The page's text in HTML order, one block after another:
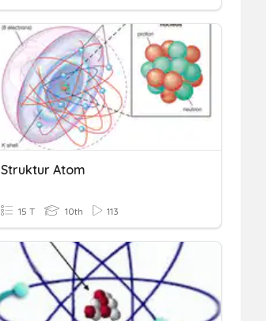
Struktur Atom
15 T 10th 113